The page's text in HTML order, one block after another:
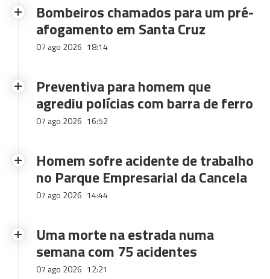
Bombeiros chamados para um pré-
afogamento em Santa Cruz
07 ago 2026 18:14
Preventiva para homem que
agrediu polícias com barra de ferro
07 ago 2026 16:52
Homem sofre acidente de trabalho
no Parque Empresarial da Cancela
07 ago 2026 14:44
Uma morte na estrada numa
semana com 75 acidentes
07 ago 2026 12:21